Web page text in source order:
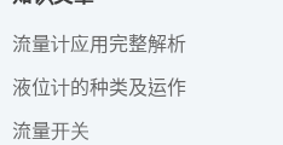
流量计应用完整解析
液位计的种类及运作
流量开关